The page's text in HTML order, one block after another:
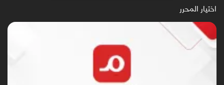
اختيار المحرر